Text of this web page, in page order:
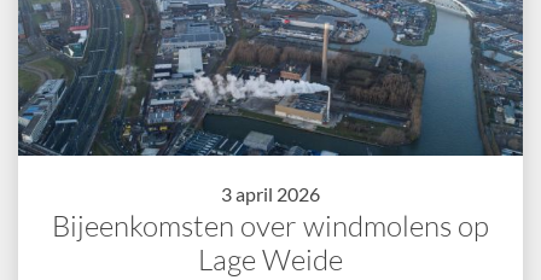
3 april 2026
Bijeenkomsten over windmolens op
Lage Weide